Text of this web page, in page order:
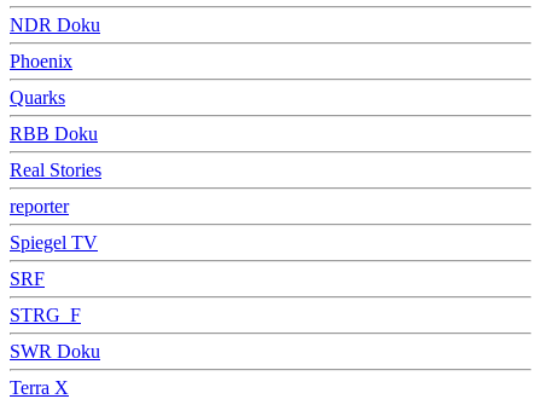
NDR Doku
Phoenix
Quarks
RBB Doku
Real Stories
reporter
Spiegel TV
SRF
STRG_F
SWR Doku
Terra X